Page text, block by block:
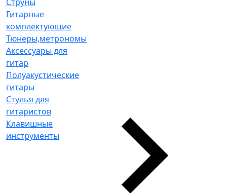
Гитарные
комплектующие
Тюнеры,метрономы
Аксессуары для
гитар
Полуакустические
гитары
Стулья для
гитаристов
Клавишные
инструменты